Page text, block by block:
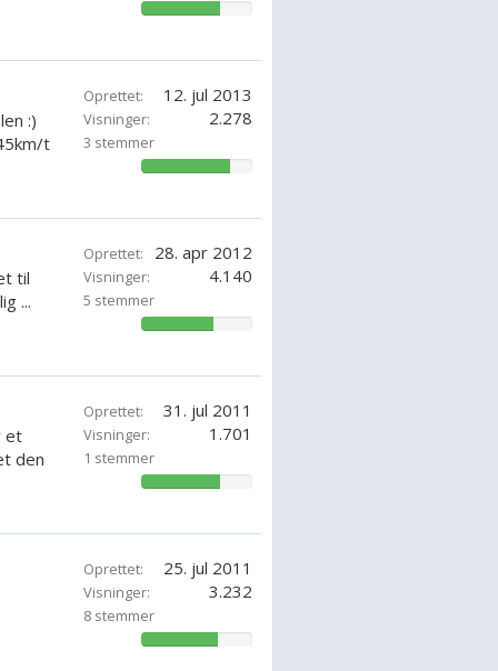
71.42857142857143%
:)
t
Oprettet: 12. jul 2013
Visninger: 2.278
3 stemmer
80.95237871428571%
til
...
Oprettet: 28. apr 2012
Visninger: 4.140
5 stemmer
65.71428571428571%
et
den
Oprettet: 31. jul 2011
Visninger: 1.701
1 stemmer
71.42857142857143%
Oprettet: 25. jul 2011
Visninger: 3.232
8 stemmer
69.64285714285714%